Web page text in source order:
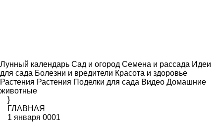
Лунный календарь Сад и огород Семена и рассада Идеи
для сада Болезни и вредители Красота и здоровье
Растения Растения Поделки для сада Видео Домашние
животные
}
ГЛАВНАЯ
1 января 0001